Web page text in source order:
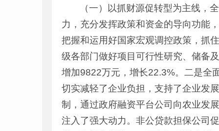
（一）以抓财源促转型为主线，
力，充分发挥政策和资金的导向功能
把握和运用好国家宏观调控政策，抓
级各部门做好项目可行性研究、储备
增加9822万元，增长22.3%。二是全
切实减轻了企业负担，支持了企业发
制，通过政府融资平台公司向农业发
注入了强大动力。非公贷款担保公司